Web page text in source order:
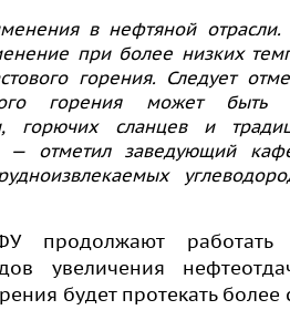
в нефтяной
при более низких
горения. Следует
горения может быть
горючих сланцев и
отметил заведующий
продолжают работать
увеличения
будет протекать более